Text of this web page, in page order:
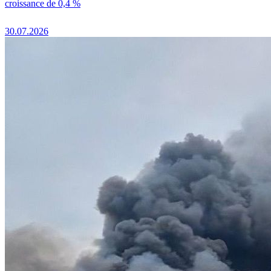
croissance de 0,4 %
30.07.2026